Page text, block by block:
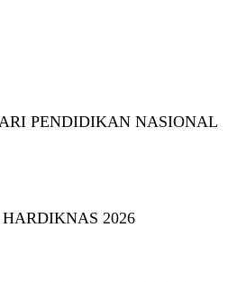
PENDIDIKAN NASIONAL
2026